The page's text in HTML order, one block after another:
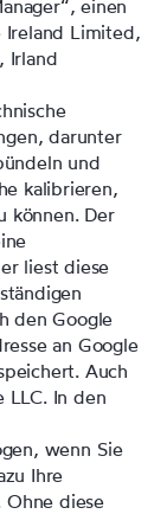
einen
Ireland Limited,
Irland
darunter
und
kalibrieren,
können. Der
liest diese
den Google
an Google
Auch
LLC. In den
wenn Sie
Ihre
Ohne diese